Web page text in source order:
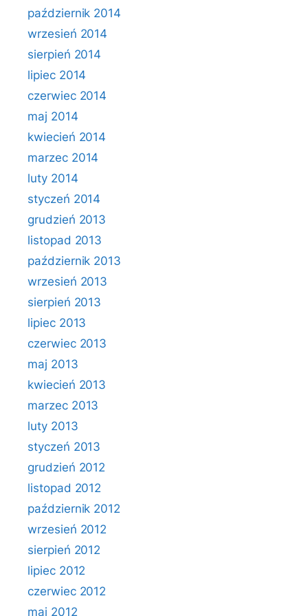
październik 2014
wrzesień 2014
sierpień 2014
lipiec 2014
czerwiec 2014
maj 2014
kwiecień 2014
marzec 2014
luty 2014
styczeń 2014
grudzień 2013
listopad 2013
październik 2013
wrzesień 2013
sierpień 2013
lipiec 2013
czerwiec 2013
maj 2013
kwiecień 2013
marzec 2013
luty 2013
styczeń 2013
grudzień 2012
listopad 2012
październik 2012
wrzesień 2012
sierpień 2012
lipiec 2012
czerwiec 2012
maj 2012